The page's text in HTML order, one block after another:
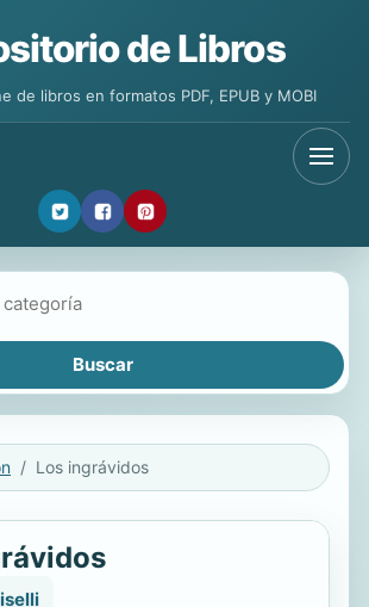
de Libros
de libros en formatos PDF, EPUB y MOBI
Los ingrávidos